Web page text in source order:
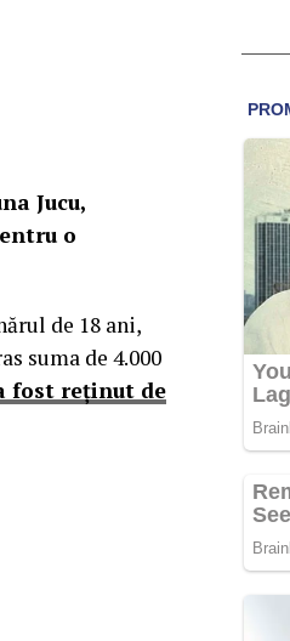
Jucu,
o
de 18 ani,
suma de 4.000
fost reținut de